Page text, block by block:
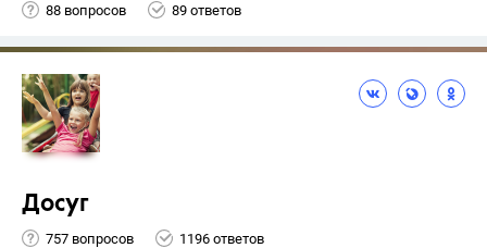
88 вопросов 89 ответов
Досуг
757 вопросов 1196 ответов